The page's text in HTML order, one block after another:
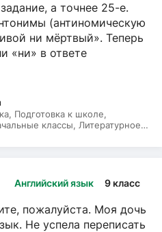
а точнее 25-е.
(антиномическую
ни мёртвый». Теперь
«ни» в ответе
Подготовка к школе,
классы, Литературное
Английский язык 9 класс
пожалуйста. Моя дочь
Не успела переписать